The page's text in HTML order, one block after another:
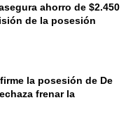
ahorro de $2.450
de la posesión
la posesión de De
frenar la